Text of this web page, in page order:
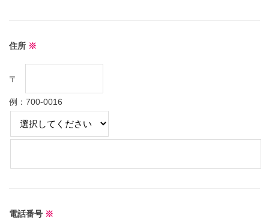
住所 ※
〒
例：700-0016
電話番号 ※